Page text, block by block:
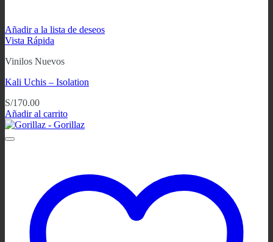
Añadir a la lista de deseos
Vista Rápida
Vinilos Nuevos
Kali Uchis ‎– Isolation
S/170.00
Añadir al carrito